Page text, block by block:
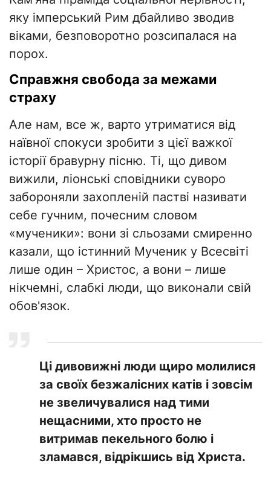
яку імперський Рим дбайливо зводив
віками, безповоротно розсипалася на
порох.
​Справжня свобода за межами
страху
​Але нам, все ж, варто утриматися від
наївної спокуси зробити з цієї важкої
історії бравурну пісню. Ті, що дивом
вижили, ліонські сповідники суворо
забороняли захопленій пастві називати
себе гучним, почесним словом
«мученики»: вони зі сльозами смиренно
казали, що істинний Мученик у Всесвіті
лише один – Христос, а вони – лише
нікчемні, слабкі люди, що виконали свій
обов'язок.
​Ці дивовижні люди щиро молилися
за своїх безжалісних катів і зовсім
не звеличувалися над тими
нещасними, хто просто не
витримав пекельного болю і
зламався, відрікшись від Христа.